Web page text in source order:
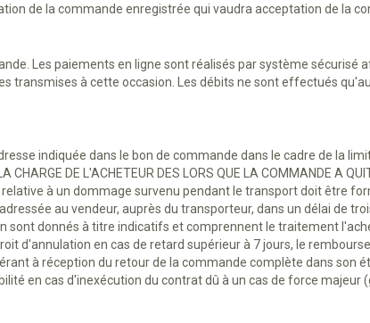
de la commande enregistrée qui vaudra acceptation de la
Les paiements en ligne sont réalisés par système sécurisé
transmises à cette occasion. Les débits ne sont effectués
indiquée dans le bon de commande dans le cadre de la
CHARGE DE L'ACHETEUR DES LORS QUE LA COMMANDE A
relative à un dommage survenu pendant le transport doit être
au vendeur, auprès du transporteur, dans un délai de
sont donnés à titre indicatifs et comprennent le traitement
d'annulation en cas de retard supérieur à 7 jours, le
à réception du retour de la commande complète dans son
en cas d'inexécution du contrat dû à un cas de force majeur